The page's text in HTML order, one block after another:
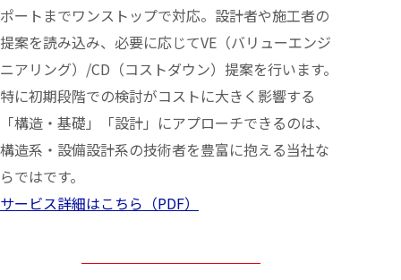
ポートまでワンストップで対応。設計者や施工者の
提案を読み込み、必要に応じてVE（バリューエンジ
ニアリング）/CD（コストダウン）提案を行います。
特に初期段階での検討がコストに大きく影響する
「構造・基礎」「設計」にアプローチできるのは、
構造系・設備設計系の技術者を豊富に抱える当社な
らではです。
サービス詳細はこちら（PDF）